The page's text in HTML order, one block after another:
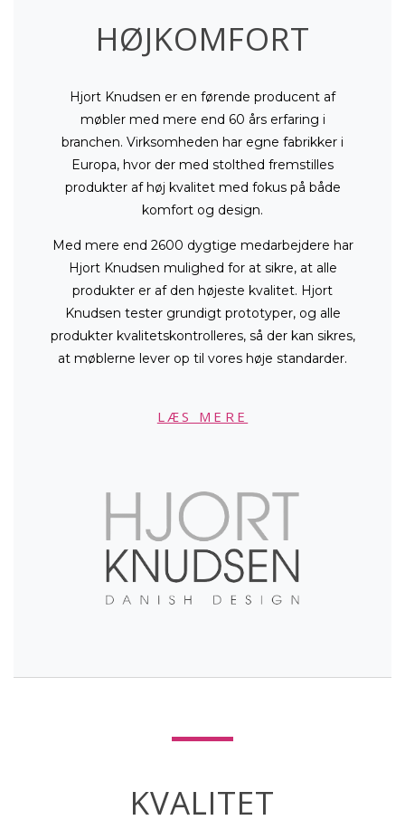
HØJKOMFORT
Hjort Knudsen er en førende producent af
møbler med mere end 60 års erfaring i
branchen. Virksomheden har egne fabrikker i
Europa, hvor der med stolthed fremstilles
produkter af høj kvalitet med fokus på både
komfort og design.
Med mere end 2600 dygtige medarbejdere har
Hjort Knudsen mulighed for at sikre, at alle
produkter er af den højeste kvalitet. Hjort
Knudsen tester grundigt prototyper, og alle
produkter kvalitetskontrolleres, så der kan sikres,
at møblerne lever op til vores høje standarder.
LÆS MERE
KVALITET